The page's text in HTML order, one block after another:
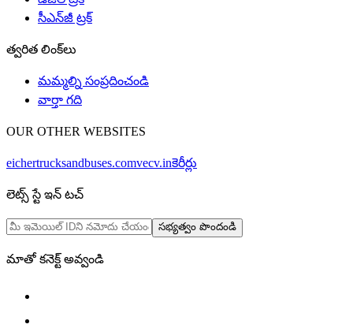
సీఎన్‌జీ ట్రక్
త్వరిత లింక్‌లు
మమ్మల్ని సంప్రదించండి
వార్తా గది
OUR OTHER WEBSITES
eichertrucksandbuses.comvecv.inకెరీర్లు
లెట్స్ స్టే ఇన్ టచ్
సభ్యత్వం పొందండి
మాతో కనెక్ట్ అవ్వండి